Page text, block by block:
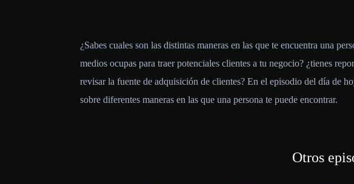
¿Sabes cuales son las distintas maneras en las que te encuentra una
medios ocupas para traer potenciales clientes a tu negocio? ¿tienes
revisar la fuente de adquisición de clientes? En el episodio del día de
sobre diferentes maneras en las que una persona te puede encontrar.
Otros